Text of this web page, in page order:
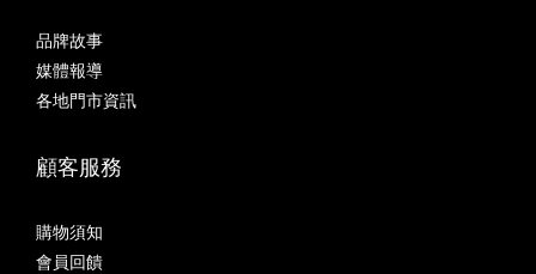
品牌故事
媒體報導
各地門市資訊
顧客服務
購物須知
會員回饋